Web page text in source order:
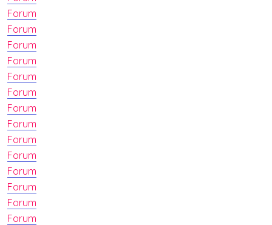
Forum
Forum
Forum
Forum
Forum
Forum
Forum
Forum
Forum
Forum
Forum
Forum
Forum
Forum